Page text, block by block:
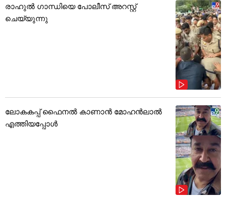
രാഹുൽ ഗാന്ധിയെ പോലീസ് അറസ്റ്റ്
ചെയ്യുന്നു
ലോകകപ്പ് ഫൈനൽ കാണാൻ മോഹൻലാൽ
എത്തിയപ്പോൾ